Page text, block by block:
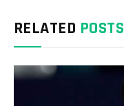
RELATED POSTS